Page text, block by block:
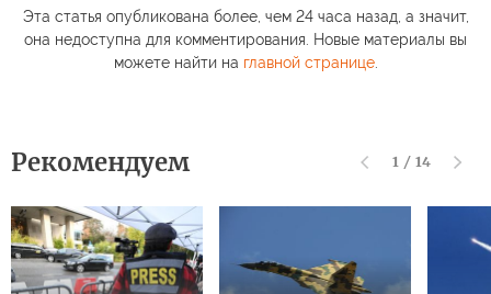
Эта статья опубликована более, чем 24 часа назад, а значит,
она недоступна для комментирования. Новые материалы вы
можете найти на главной странице.
Рекомендуем 1 / 14